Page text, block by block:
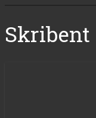
Skribent